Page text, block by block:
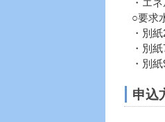
○要求
・別
・別
・別
申込